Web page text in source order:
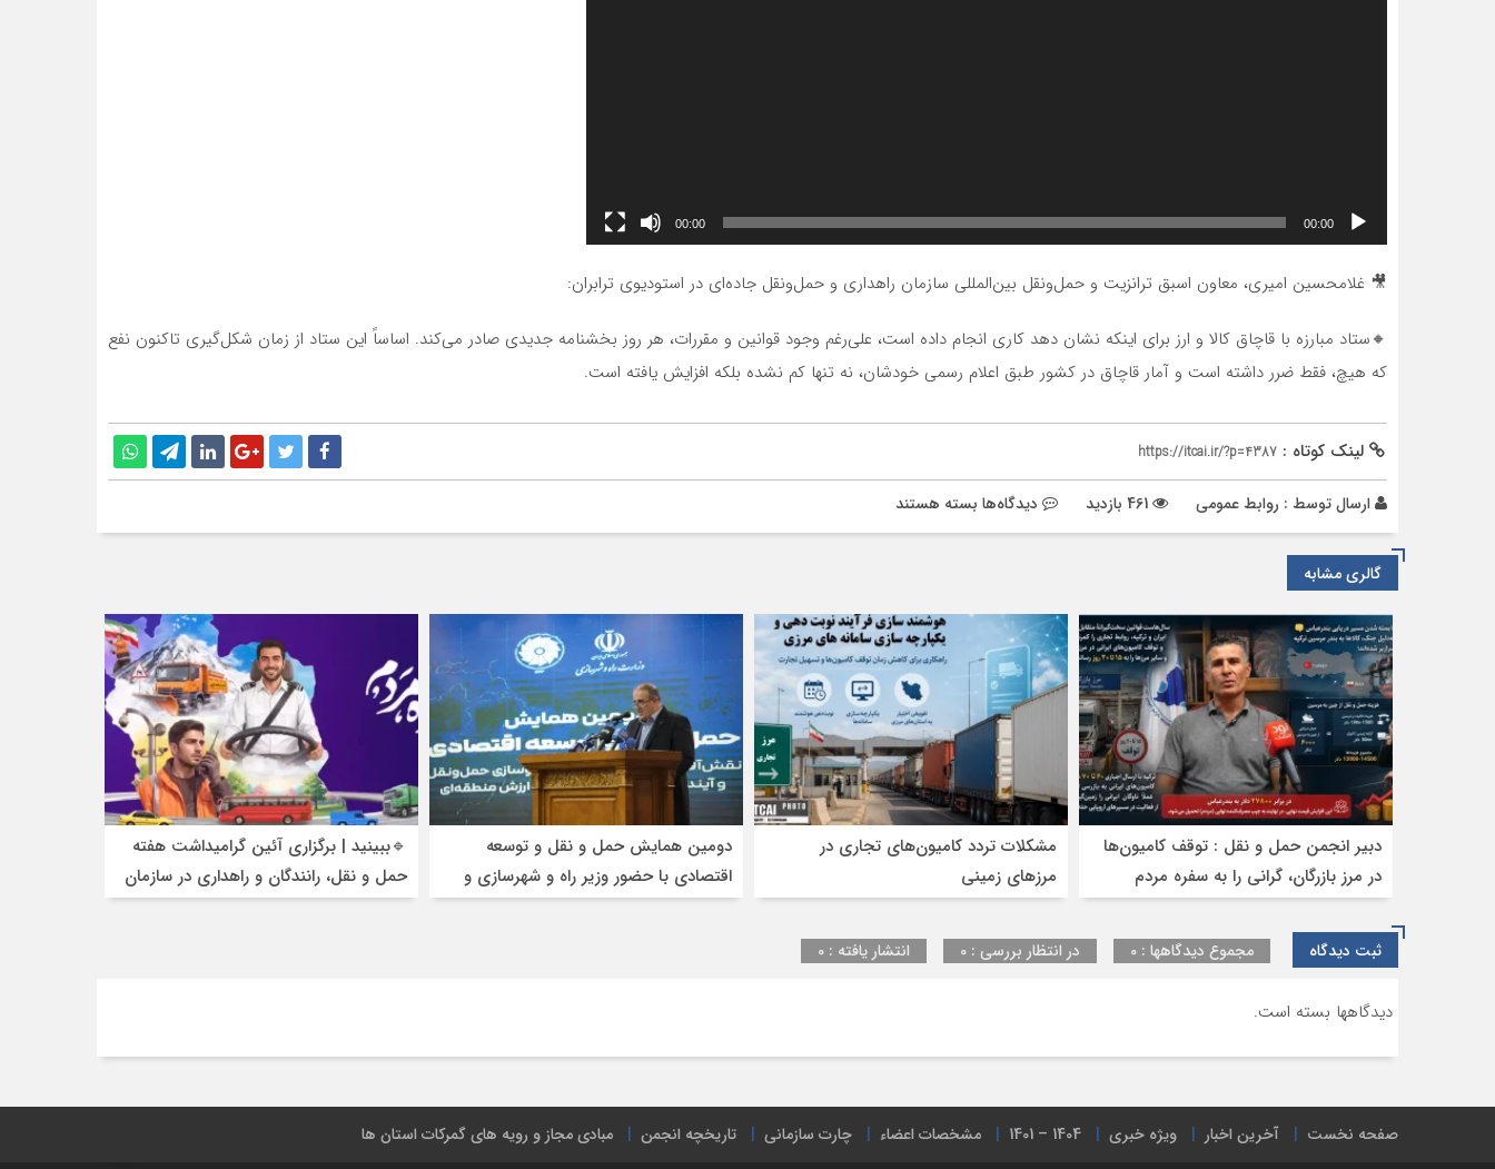
00:00
00:00
🎥 غلامحسین امیری، معاون اسبق ترانزیت و حمل‌ونقل بین‌المللی سازمان راهداری و حمل‌ونقل جاده‌ای در استودیوی ترابران:
🔸ستاد مبارزه با قاچاق کالا و ارز برای اینکه نشان دهد کاری انجام داده است، علی‌رغم وجود قوانین و مقررات، هر روز بخشنامه‌ جدیدی صادر می‌کند. اساساً این ستاد از زمان شکل‌گیری تاکنون نفع
که هیچ، فقط ضرر داشته است و آمار قاچاق در کشور طبق اعلام رسمی خودشان، نه تنها کم نشده بلکه افزایش یافته است.
لینک کوتاه : https://itcai.ir/?p=4387
ارسال توسط : روابط عمومی دیدگاه‌ها برای
یکی
ترانزیت
بخشنامه‌های
ستاد
مبارزه
قاچاق
کالا
و
ارز
است
بسته هستند
گالری مشابه
دبیر انجمن حمل‌ و نقل : توقف کامیون‌ها
در مرز بازرگان، گرانی را به سفره مردم
می‌رساند
مشکلات تردد کامیون‌های تجاری در
مرز‌های زمینی
دومین همایش حمل و نقل و توسعه
اقتصادی با حضور وزیر راه و شهرسازی و
اعضاء هیئت مدیره
🔹ببینید | برگزاری آئین گرامیداشت هفته
حمل و نقل، رانندگان و راهداری در سازمان
راهداری وحمل‌ونقل جاده‌ای
ثبت دیدگاه مجموع دیدگاهها : 0 در انتظار بررسی : 0 انتشار یافته : 0
دیدگاهها بسته است.
صفحه نخست آخرین اخبار ویژه خبری 1404 – 1401 مشخصات اعضاء چارت سازمانی تاریخچه انجمن مبادی مجاز و رویه های گمرکات استان ها